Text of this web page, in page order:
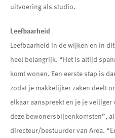
uitvoering als studio.
Leefbaarheid
Leefbaarheid in de wijken en in
heel belangrijk. “Het is altijd
komt wonen. Een eerste stap is
zodat je makkelijker zaken deelt
elkaar aanspreekt en je je
deze bewonersbijeenkomsten”,
directeur/bestuurder van Area.